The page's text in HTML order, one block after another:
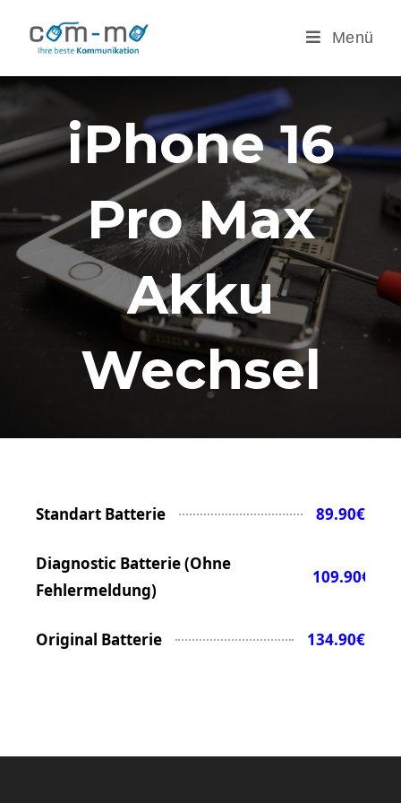
Menü
iPhone 16
Pro Max
Akku
Wechsel
Standart Batterie 89.90€
Diagnostic Batterie (Ohne
Fehlermeldung)
109.90€
Original Batterie 134.90€